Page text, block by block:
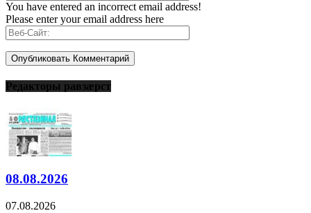
You have entered an incorrect email address!
Please enter your email address here
Редакторы равзæрст
08.08.2026
07.08.2026